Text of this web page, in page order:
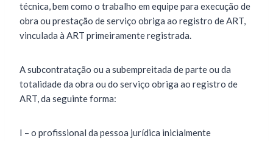
técnica, bem como o trabalho em equipe para execução de
obra ou prestação de serviço obriga ao registro de ART,
vinculada à ART primeiramente registrada.
A subcontratação ou a subempreitada de parte ou da
totalidade da obra ou do serviço obriga ao registro de
ART, da seguinte forma:
I – o profissional da pessoa jurídica inicialmente